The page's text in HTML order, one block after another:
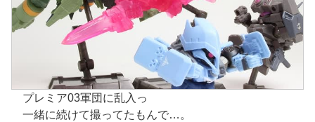
プレミア03軍団に乱入っ
一緒に続けて撮ってたもんで…。